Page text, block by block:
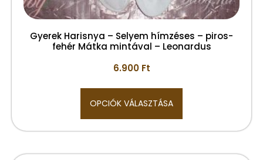
Gyerek Harisnya – Selyem hímzéses – piros-
fehér Mátka mintával – Leonardus
6.900 Ft
OPCIÓK VÁLASZTÁSA